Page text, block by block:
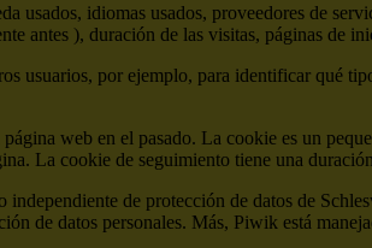
usados, idiomas usados, proveedores de
antes ), duración de las visitas, páginas de
usuarios, por ejemplo, para identificar qué
web en el pasado. La cookie es un
La cookie de seguimiento tiene una
independiente de protección de datos de
de datos personales. Más, Piwik está